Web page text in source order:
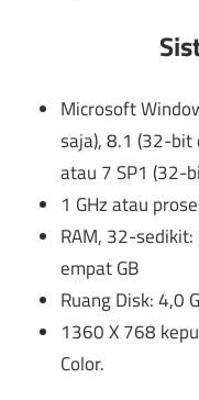
Microsoft
saja), 8.1 (32-bit
atau 7 SP1 (32-
1 GHz atau
RAM, 32-
empat GB
Ruang Disk: 4,0
1360 X 768
Color.